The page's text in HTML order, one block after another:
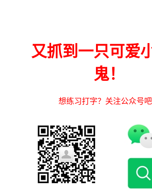
又抓到一只可爱
鬼！
想练习打字？关注公众号吧